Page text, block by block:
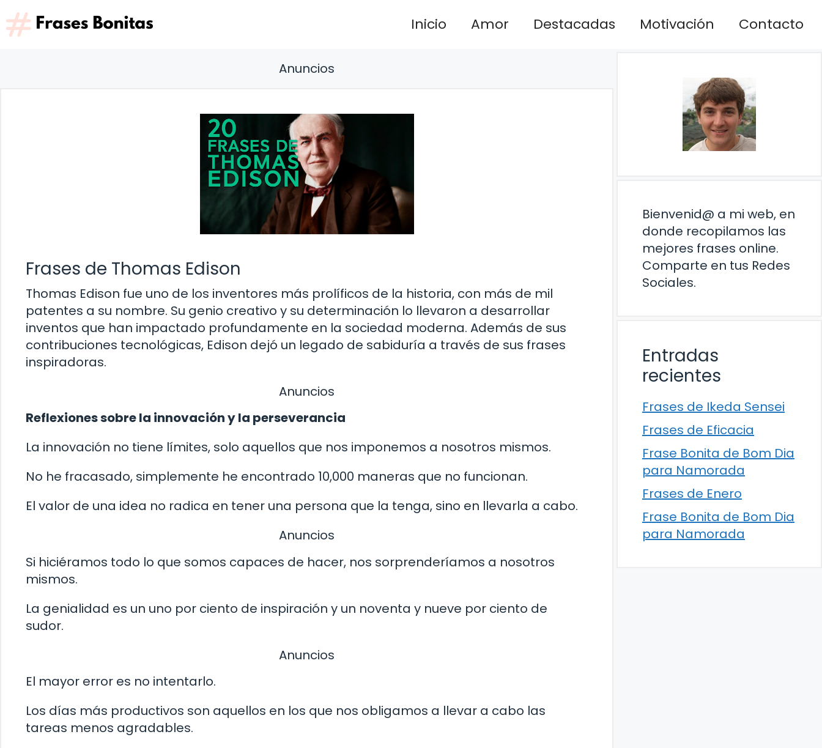
Saltar
al
contenido
Inicio Amor Destacadas Motivación Contacto
Anuncios
Frases de Thomas Edison
Thomas Edison fue uno de los inventores más prolíficos de la historia, con más de mil
patentes a su nombre. Su genio creativo y su determinación lo llevaron a desarrollar
inventos que han impactado profundamente en la sociedad moderna. Además de sus
contribuciones tecnológicas, Edison dejó un legado de sabiduría a través de sus frases
inspiradoras.
Anuncios
Reflexiones sobre la innovación y la perseverancia
La innovación no tiene límites, solo aquellos que nos imponemos a nosotros mismos.
No he fracasado, simplemente he encontrado 10,000 maneras que no funcionan.
El valor de una idea no radica en tener una persona que la tenga, sino en llevarla a cabo.
Anuncios
Si hiciéramos todo lo que somos capaces de hacer, nos sorprenderíamos a nosotros
mismos.
La genialidad es un uno por ciento de inspiración y un noventa y nueve por ciento de
sudor.
Anuncios
El mayor error es no intentarlo.
Los días más productivos son aquellos en los que nos obligamos a llevar a cabo las
tareas menos agradables.
Bienvenid@ a mi web, en
donde recopilamos las
mejores frases online.
Comparte en tus Redes
Sociales.
Entradas
recientes
Frases de Ikeda Sensei
Frases de Eficacia
Frase Bonita de Bom Dia
para Namorada
Frases de Enero
Frase Bonita de Bom Dia
para Namorada